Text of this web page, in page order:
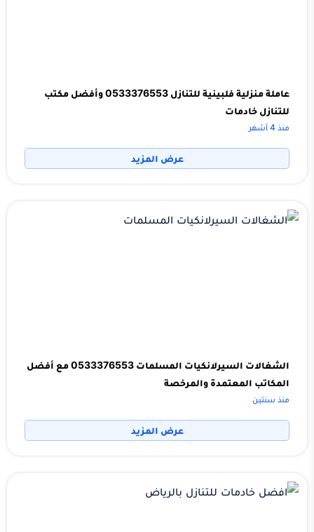
عاملة منزلية فلبينية للتنازل 0533376553 وأفضل مكتب
للتنازل خادمات
منذ 4 أشهر
عرض المزيد
الشغالات السيرلانكيات المسلمات 0533376553 مع أفضل
المكاتب المعتمدة والمرخصة
منذ سنتين
عرض المزيد